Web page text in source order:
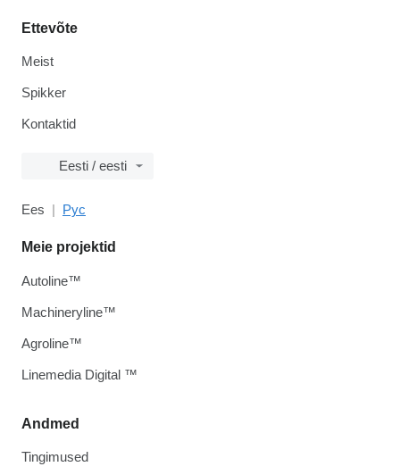
Ettevõte
Meist
Spikker
Kontaktid
Eesti / eesti
Ees Рус
Andmed
Tingimused
Meie projektid
Autoline™
Machineryline™
Agroline™
Linemedia Digital ™